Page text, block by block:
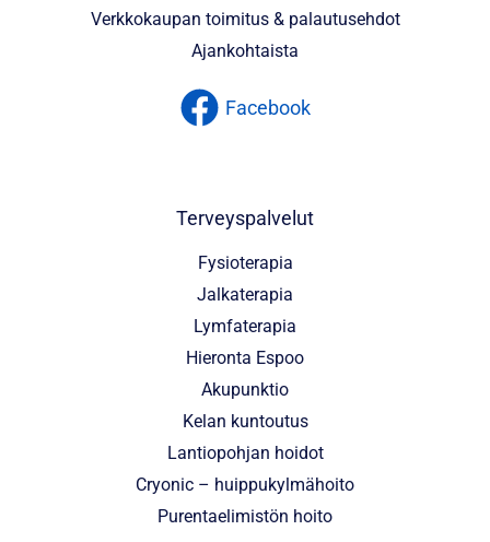
Verkkokaupan toimitus & palautusehdot
Ajankohtaista
Facebook
Terveyspalvelut
Fysioterapia
Jalkaterapia
Lymfaterapia
Hieronta Espoo
Akupunktio
Kelan kuntoutus
Lantiopohjan hoidot
Cryonic – huippukylmähoito
Purentaelimistön hoito